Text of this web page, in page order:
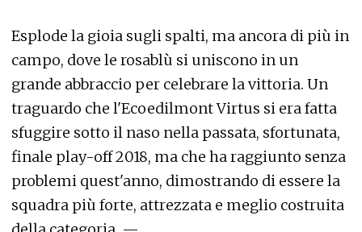
Esplode la gioia sugli spalti, ma ancora di più in
campo, dove le rosablù si uniscono in un
grande abbraccio per celebrare la vittoria. Un
traguardo che l'Ecoedilmont Virtus si era fatta
sfuggire sotto il naso nella passata, sfortunata,
finale play-off 2018, ma che ha raggiunto senza
problemi quest'anno, dimostrando di essere la
squadra più forte, attrezzata e meglio costruita